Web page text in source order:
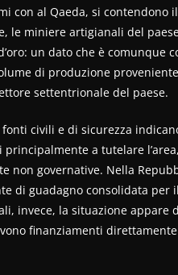
con al Qaeda, si
le miniere artigianali del
un dato che è comunque
di produzione
settentrionale del paese.
civili e di sicurezza
a tutelare
non governative. Nella
di guadagno consolidata per
invece, la situazione appare
finanziamenti